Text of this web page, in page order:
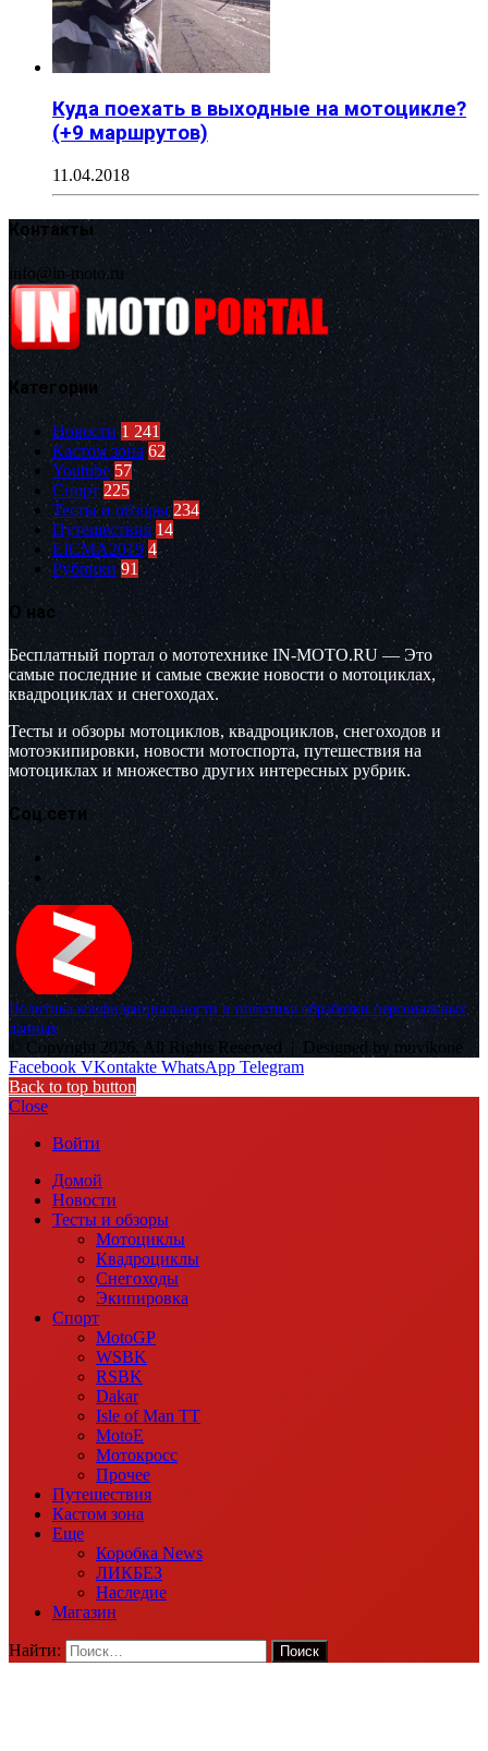
Куда поехать в выходные на мотоцикле?
(+9 маршрутов)
11.04.2018
Контакты
info@in-moto.ru
Категории
Новости 1 241
Кастом зона 62
Youtube 57
Спорт 225
Тесты и обзоры 234
Путешествия 14
EICMA2019 4
Рубрики 91
О нас
Бесплатный портал о мототехнике IN-MOTO.RU — Это
самые последние и самые свежие новости о мотоциклах,
квадроциклах и снегоходах.
Тесты и обзоры мотоциклов, квадроциклов, снегоходов и
мотоэкипировки, новости мотоспорта, путешествия на
мотоциклах и множество других интересных рубрик.
Соц.сети
Политика конфиденциальности и политика обработки персональных
данных
© Copyright 2026, All Rights Reserved |
Designed by muvikone
Facebook VKontakte WhatsApp Telegram
Back to top button
Close
Войти
Домой
Новости
Тесты и обзоры
Мотоциклы
Квадроциклы
Снегоходы
Экипировка
Спорт
MotoGP
WSBK
RSBK
Dakar
Isle of Man TT
MotoE
Мотокросс
Прочее
Путешествия
Кастом зона
Еще
Коробка News
ЛИКБЕЗ
Наследие
Магазин
Найти: